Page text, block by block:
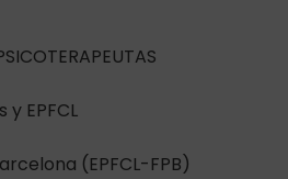
EPFCL
(EPFCL-FPB)